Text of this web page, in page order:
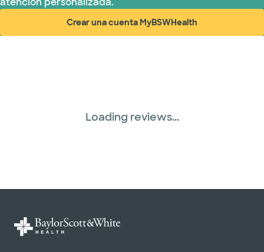
Crear una cuenta MyBSWHealth
(abre en ventana nueva)
Loading reviews...